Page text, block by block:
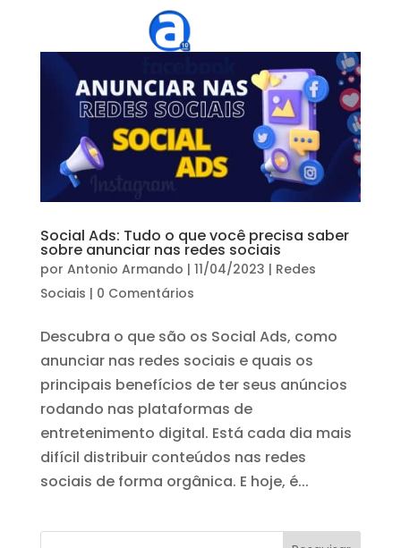
Social Ads: Tudo o que você precisa saber
sobre anunciar nas redes sociais
por Antonio Armando | 11/04/2023 | Redes
Sociais | 0 Comentários
Descubra o que são os Social Ads, como
anunciar nas redes sociais e quais os
principais benefícios de ter seus anúncios
rodando nas plataformas de
entretenimento digital. Está cada dia mais
difícil distribuir conteúdos nas redes
sociais de forma orgânica. E hoje, é...